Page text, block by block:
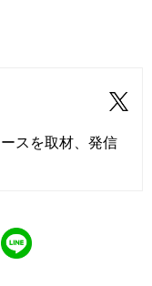
スを取材、発信